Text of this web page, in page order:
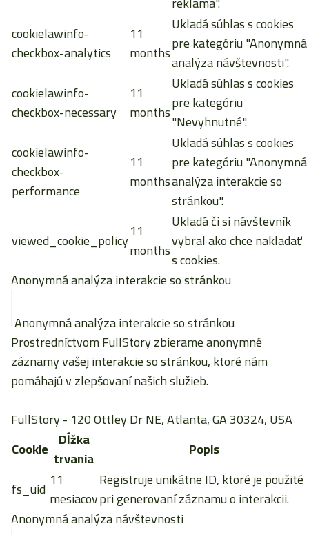
cookielawinfo-
checkbox-analytics
11
months
Ukladá súhlas s cookies
pre kategóriu "Anonymná
analýza návštevnosti".
cookielawinfo-
checkbox-necessary
11
months
Ukladá súhlas s cookies
pre kategóriu
"Nevyhnutné".
cookielawinfo-
checkbox-
performance
11
months
Ukladá súhlas s cookies
pre kategóriu "Anonymná
analýza interakcie so
stránkou".
viewed_cookie_policy11
months
Ukladá či si návštevník
vybral ako chce nakladať
s cookies.
Anonymná analýza interakcie so stránkou
Anonymná analýza interakcie so stránkou
Prostredníctvom FullStory zbierame anonymné
záznamy vašej interakcie so stránkou, ktoré nám
pomáhajú v zlepšovaní našich služieb.
FullStory- 120 Ottley Dr NE, Atlanta, GA 30324, USA
Cookie Dĺžka
trvania
Popis
fs_uid 11
mesiacov
Registruje unikátne ID, ktoré je použité
pri generovaní záznamu o interakcii.
Anonymná analýza návštevnosti